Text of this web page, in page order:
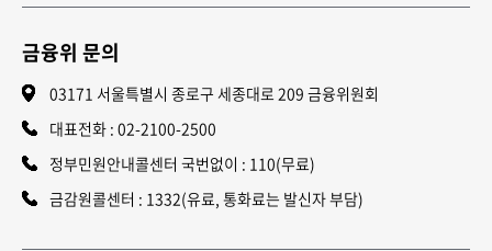
금융위 문의
03171 서울특별시 종로구 세종대로 209 금융위원회
대표전화 : 02-2100-2500
정부민원안내콜센터 국번없이 : 110(무료)
금감원콜센터 : 1332(유료, 통화료는 발신자 부담)